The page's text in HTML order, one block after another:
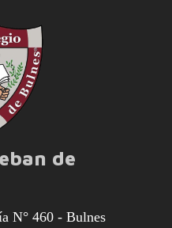
de
N° 460 - Bulnes